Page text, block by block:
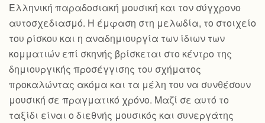
Ελληνική παραδοσιακή μουσική και τον σύγχρονο
αυτοσχεδιασμό. Η έμφαση στη μελωδία, το στοιχείο
του ρίσκου και η αναδημιουργία των ίδιων των
κομματιών επί σκηνής βρίσκεται στο κέντρο της
δημιουργικής προσέγγισης του σχήματος
προκαλώντας ακόμα και τα μέλη του να συνθέσουν
μουσική σε πραγματικό χρόνο. Μαζί σε αυτό το
ταξίδι είναι ο διεθνής μουσικός και συνεργάτης